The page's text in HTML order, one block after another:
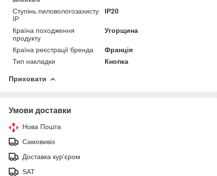
Ступінь пиловологозахисту
IP
IP20
Країна походження
продукту
Угорщина
Країна реєстрації бренда
Франція
Тип накладки
Кнопка
Приховати
Умови доставки
Нова Пошта
Самовивіз
Доставка кур'єром
SAT